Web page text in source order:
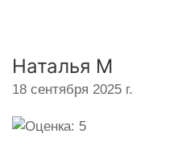
Наталья М
18 сентября 2025 г.